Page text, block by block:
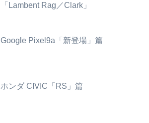
「Lambent Rag／Clark」
Google Pixel9a「新登場」篇
ホンダ CIVIC「RS」篇